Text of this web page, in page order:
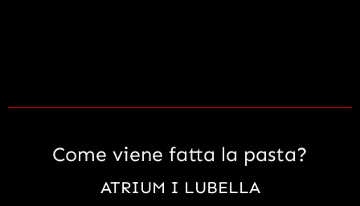
Come viene fatta la pasta?
ATRIUM I LUBELLA